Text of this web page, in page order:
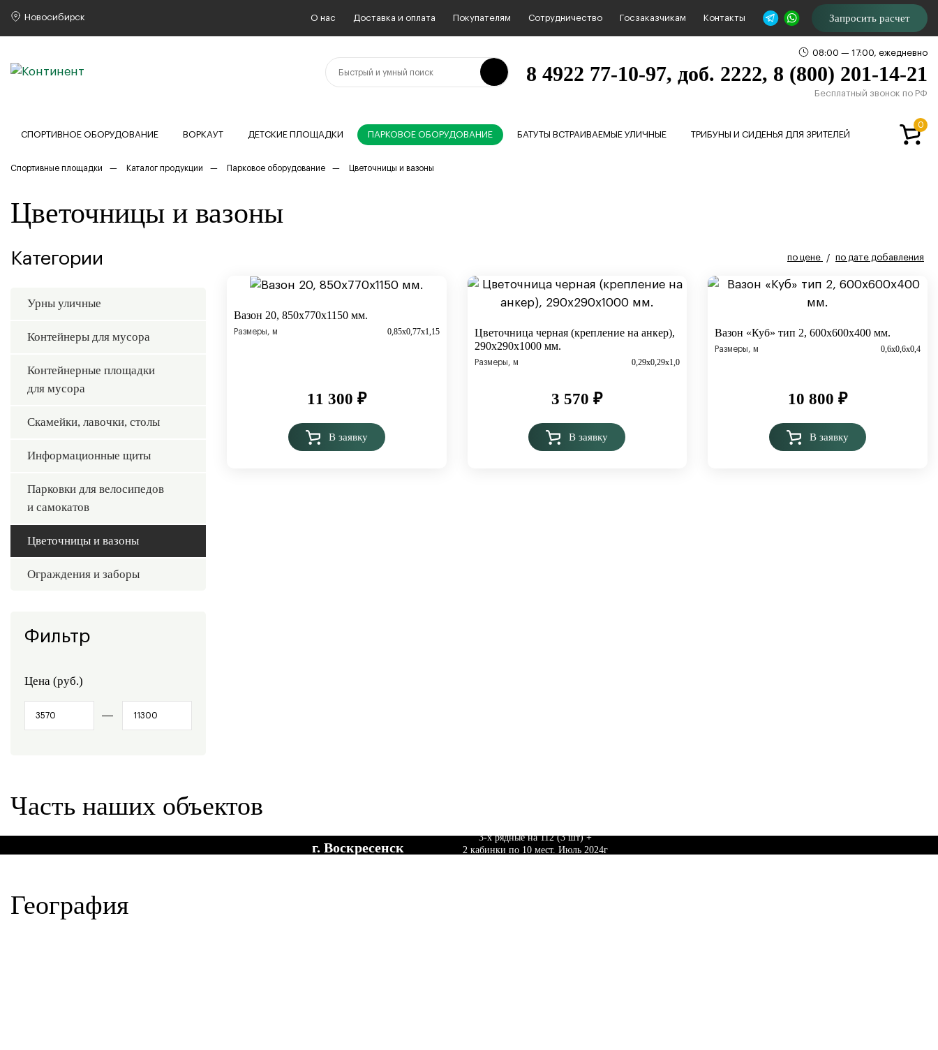
Новосибирск О нас Доставка и оплата Покупателям Сотрудничество Госзаказчикам Контакты Запросить расчет
08:00 — 17:00, ежедневно
8 4922 77-10-97, доб. 2222, 8 (800) 201-14-21
Бесплатный звонок по РФ
СПОРТИВНОЕ ОБОРУДОВАНИЕ ВОРКАУТ ДЕТСКИЕ ПЛОЩАДКИ ПАРКОВОЕ ОБОРУДОВАНИЕ БАТУТЫ ВСТРАИВАЕМЫЕ УЛИЧНЫЕ ТРИБУНЫ И СИДЕНЬЯ ДЛЯ ЗРИТЕЛЕЙ
0
Спортивные площадки Каталог продукции Парковое оборудование Цветочницы и вазоны
Цветочницы и вазоны
Категории
Урны уличные
Контейнеры для мусора
Контейнерные площадки
для мусора
Скамейки, лавочки, столы
Информационные щиты
Парковки для велосипедов
и самокатов
Цветочницы и вазоны
Ограждения и заборы
Фильтр
Цена (руб.)
по цене / по дате добавления
Вазон 20, 850х770х1150 мм.
Размеры, м 0,85х0,77х1,15
11 300 ₽
В заявку
Цветочница черная (крепление на анкер),
290х290х1000 мм.
Размеры, м 0,29х0,29х1,0
3 570 ₽
В заявку
Вазон «Куб» тип 2, 600х600х400 мм.
Размеры, м 0,6х0,6х0,4
10 800 ₽
В заявку
Часть наших объектов
г. Воскресенск
3-х рядные на 112 (3 шт) +
2 кабинки по 10 мест. Июль 2024г
География